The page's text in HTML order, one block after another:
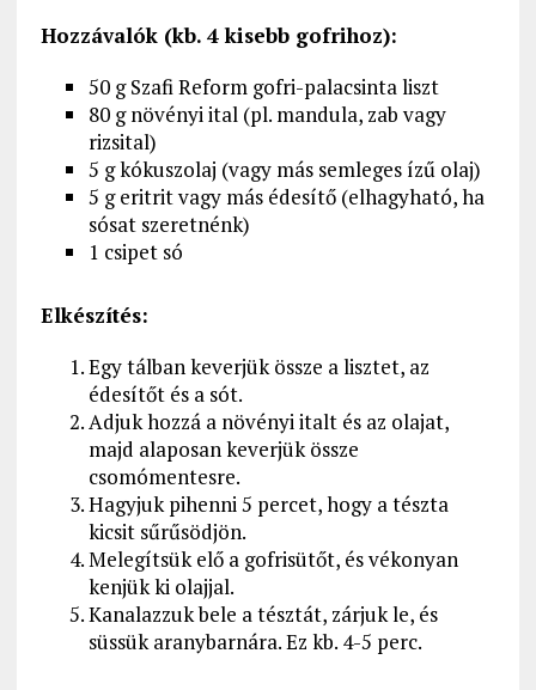
Hozzávalók (kb. 4 kisebb gofrihoz):
50 g Szafi Reform gofri-palacsinta liszt
80 g növényi ital (pl. mandula, zab vagy
rizsital)
5 g kókuszolaj (vagy más semleges ízű olaj)
5 g eritrit vagy más édesítő (elhagyható, ha
sósat szeretnénk)
1 csipet só
Elkészítés:
Egy tálban keverjük össze a lisztet, az
édesítőt és a sót.
Adjuk hozzá a növényi italt és az olajat,
majd alaposan keverjük össze
csomómentesre.
Hagyjuk pihenni 5 percet, hogy a tészta
kicsit sűrűsödjön.
Melegítsük elő a gofrisütőt, és vékonyan
kenjük ki olajjal.
Kanalazzuk bele a tésztát, zárjuk le, és
süssük aranybarnára. Ez kb. 4-5 perc.